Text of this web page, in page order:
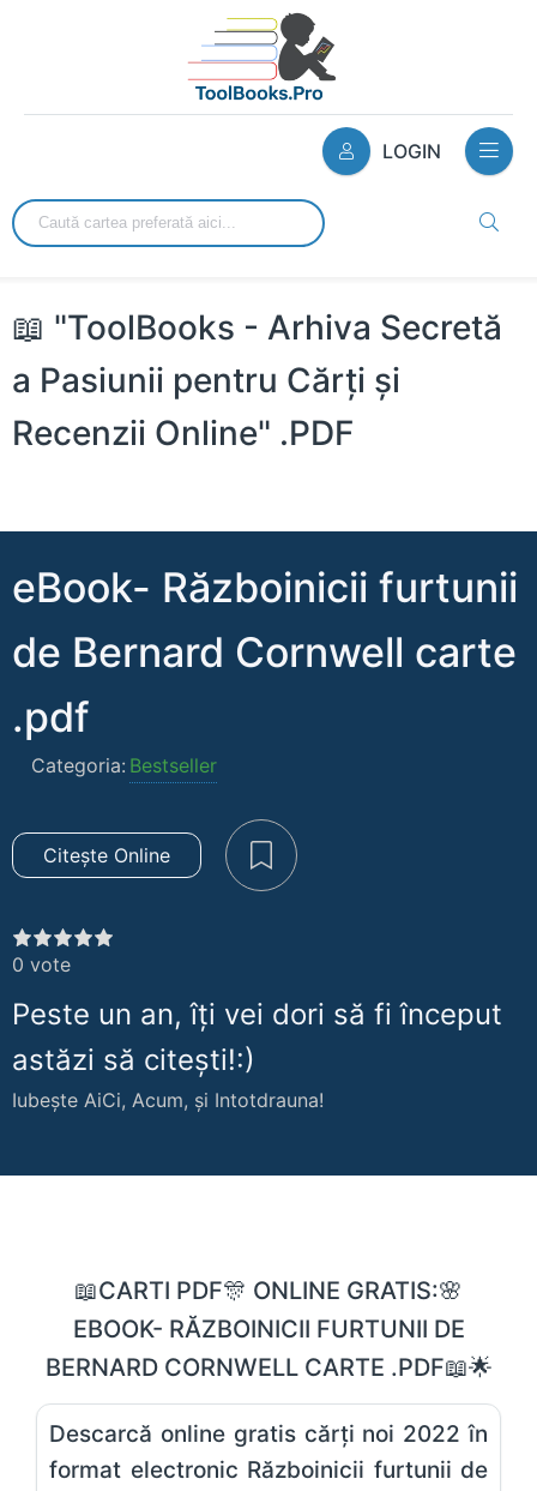
LOGIN
📖 "ToolBooks - Arhiva Secretă
a Pasiunii pentru Cărți și
Recenzii Online" .PDF
eBook- Războinicii furtunii
de Bernard Cornwell carte
.pdf
Categoria: Bestseller
Citește Online
0 vote
Peste un an, îți vei dori să fi început
astăzi să citești!:)
Iubește AiCi, Acum, și Intotdrauna!
📖CARTI PDF🎊 ONLINE GRATIS:🌸
EBOOK- RĂZBOINICII FURTUNII DE
BERNARD CORNWELL CARTE .PDF📖🌟
Descarcă online gratis cărți noi 2022 în
format electronic Războinicii furtunii de